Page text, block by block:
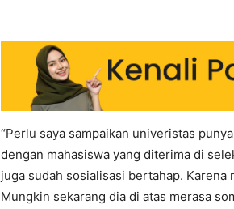
“Perlu saya sampaikan univeristas
dengan mahasiswa yang diterima di
juga sudah sosialisasi bertahap.
Mungkin sekarang dia di atas merasa